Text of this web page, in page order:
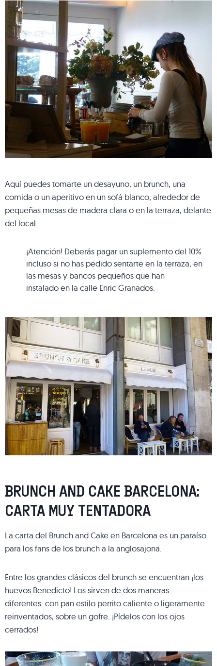
Aquí puedes tomarte un desayuno, un brunch, una
comida o un aperitivo en un sofá blanco, alrededor de
pequeñas mesas de madera clara o en la terraza, delante
del local.
¡Atención! Deberás pagar un suplemento del 10%
incluso si no has pedido sentarte en la terraza, en
las mesas y bancos pequeños que han
instalado en la calle Enric Granados.
BRUNCH AND CAKE BARCELONA:
CARTA MUY TENTADORA
La carta del Brunch and Cake en Barcelona es un paraíso
para los fans de los brunch a la anglosajona.
Entre los grandes clásicos del brunch se encuentran ¡los
huevos Benedicto! Los sirven de dos maneras
diferentes: con pan estilo perrito caliente o ligeramente
reinventados, sobre un gofre. ¡Pídelos con los ojos
cerrados!